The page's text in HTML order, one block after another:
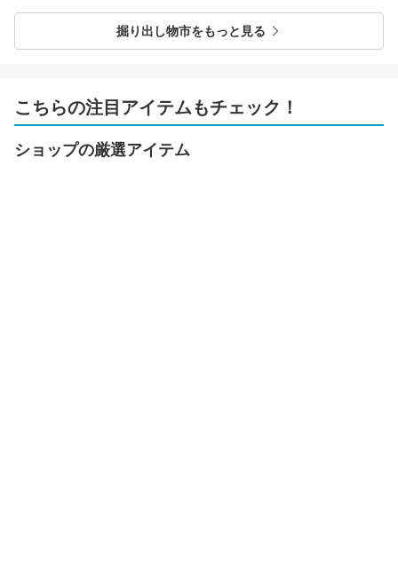
掘り出し物市をもっと見る
こちらの注目アイテムもチェック！
ショップの厳選アイテム